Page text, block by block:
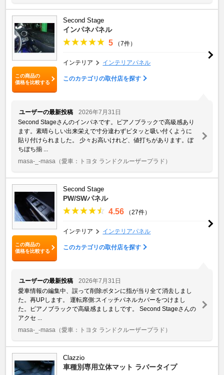
この商品の
価格を比較する
Second Stage
インパネパネル
5 （7件）
インテリア インテリアパネル
このカテゴリの取付店を探す
ユーザーの最新投稿
2026年7月31日
Second Stageさんのインパネです。ピアノブラックで高級感あり
ます。素晴らしい出来栄えで寸分違わずピタッと吸い付くように
貼り付けられました。 少々お高いけれど、値打ちがあります。ぼ
ちぼち揃 ...
masa-_-masa （愛車：トヨタ ランドクルーザープラド）
この商品の
価格を比較する
Second Stage
PW/SWパネル
4.56 （27件）
インテリア インテリアパネル
このカテゴリの取付店を探す
ユーザーの最新投稿
2026年7月31日
愛車情報の編集中、誤って削除ボタンに指が当り全て消去しまし
た。再UPします。 運転席側:スイッチパネルカバーをつけまし
た。ピアノブラックで高級感ましましです。 Second Stageさんの
アクセ ...
masa-_-masa （愛車：トヨタ ランドクルーザープラド）
Clazzio
車種別専用立体マット ラバータイプ